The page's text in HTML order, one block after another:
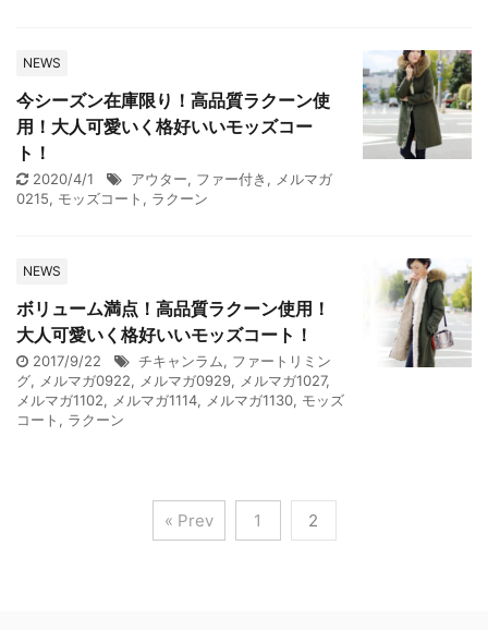
NEWS
今シーズン在庫限り！高品質ラクーン使
用！大人可愛いく格好いいモッズコー
ト！
2020/4/1 アウター, ファー付き , メルマガ
0215, モッズコート , ラクーン
NEWS
ボリューム満点！高品質ラクーン使用！
大人可愛いく格好いいモッズコート！
2017/9/22 チキャンラム, ファートリミン
グ, メルマガ0922, メルマガ0929, メルマガ1027,
メルマガ1102, メルマガ1114, メルマガ1130, モッズ
コート , ラクーン
« Prev 1 2